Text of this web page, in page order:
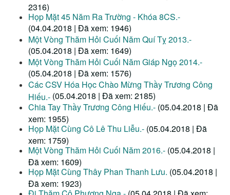
2316)
Họp Mặt 45 Năm Ra Trường - Khóa 8CS.-
(04.04.2018 | Đã xem: 1946)
Một Vòng Thăm Hỏi Cuối Năm Quí Tỵ 2013.-
(05.04.2018 | Đã xem: 1649)
Một Vòng Thăm Hỏi Cuối Năm Giáp Ngọ 2014.-
(05.04.2018 | Đã xem: 1576)
Các CSV Hóa Học Chào Mừng Thầy Trương Công
Hiếu.- (05.04.2018 | Đã xem: 2185)
Chia Tay Thầy Trương Công Hiếu.- (05.04.2018 | Đã
xem: 1955)
Họp Mặt Cùng Cô Lê Thu Liễu.- (05.04.2018 | Đã
xem: 1759)
Một Vòng Thăm Hỏi Cuối Năm 2016.- (05.04.2018 |
Đã xem: 1609)
Họp Mặt Cùng Thây Phan Thanh Lưu. (05.04.2018 |
Đã xem: 1923)